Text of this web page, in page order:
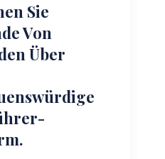
Sie
Von
Über